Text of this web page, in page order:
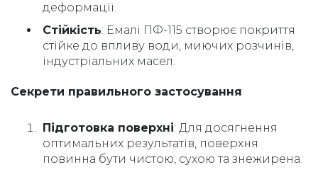
деформації.
Стійкість: Емалі ПФ-115 cтворює покриття
стійке до впливу води, миючих розчинів,
індустріальних масел.
Секрети правильного застосування
Підготовка поверхні: Для досягнення
оптимальних результатів, поверхня
повинна бути чистою, сухою та знежирена.